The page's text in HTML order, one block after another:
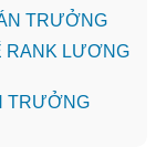
TRƯỞNG
RANK LƯƠNG
TRƯỞNG